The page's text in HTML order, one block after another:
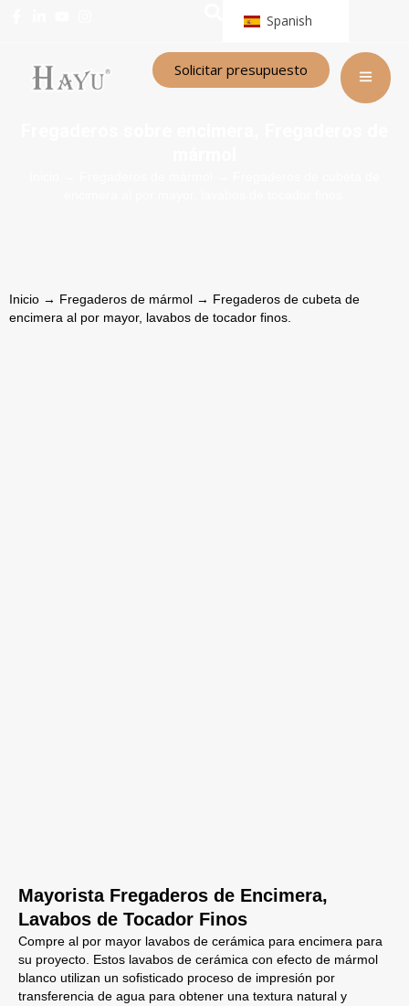
Spanish
Solicitar presupuesto
Inicio → Fregaderos de mármol → Fregaderos de cubeta de
encimera al por mayor, lavabos de tocador finos.
Mayorista Fregaderos de Encimera,
Lavabos de Tocador Finos
Compre al por mayor lavabos de cerámica para encimera para
su proyecto. Estos lavabos de cerámica con efecto de mármol
blanco utilizan un sofisticado proceso de impresión por
transferencia de agua para obtener una textura natural y